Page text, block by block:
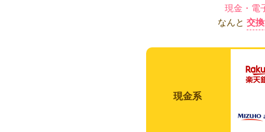
現金・電
なんと 交
現金系